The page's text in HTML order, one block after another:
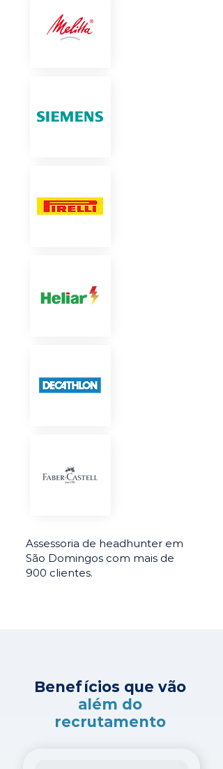
Assessoria de headhunter em
São Domingos com mais de
900 clientes.
Benefícios que vão
além do
recrutamento